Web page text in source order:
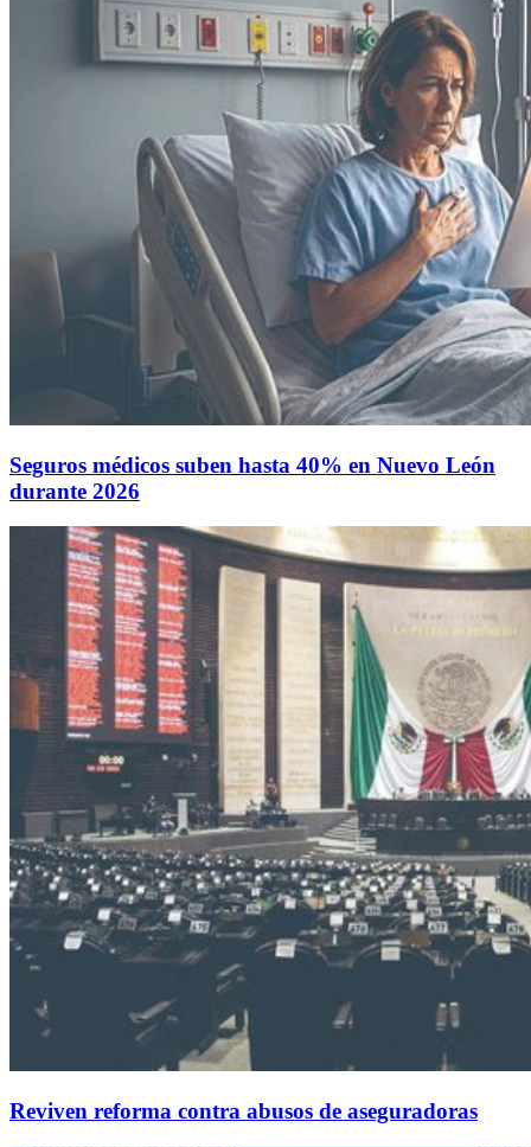
Seguros médicos suben hasta 40% en Nuevo León
durante 2026
Reviven reforma contra abusos de aseguradoras